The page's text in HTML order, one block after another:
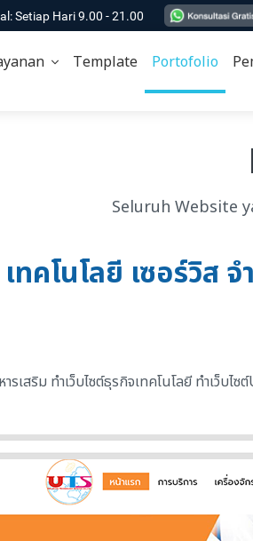
Setiap Hari 9.00 - 21.00
Template Portofolio
Seluruh Website
คโนโลยี เซอร์วิส จ
ารเสริม ทำเว็บไซต์ธุรกิจเทคโนโลยี ทำเว็บไ